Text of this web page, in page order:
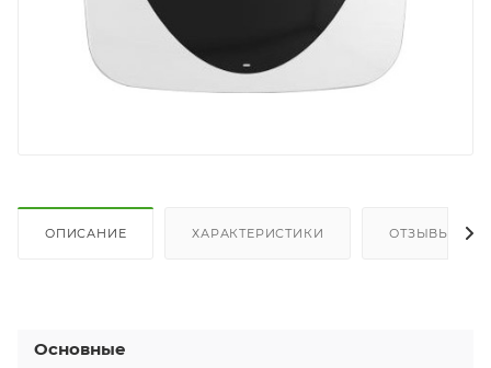
ОПИСАНИЕ ХАРАКТЕРИСТИКИ ОТЗЫВЫ
Основные